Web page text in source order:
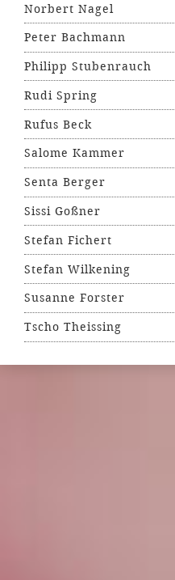
Norbert Nagel
Peter Bachmann
Philipp Stubenrauch
Rudi Spring
Rufus Beck
Salome Kammer
Senta Berger
Sissi Goßner
Stefan Fichert
Stefan Wilkening
Susanne Forster
Tscho Theissing